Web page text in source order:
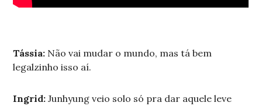
Tássia: Não vai mudar o mundo, mas tá bem
legalzinho isso aí.
Ingrid:Junhyung veio solo só pra dar aquele leve